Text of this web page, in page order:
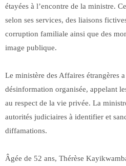
étayées à l’encontre de la ministre.
selon ses services, des liaisons
corruption familiale ainsi que des
image publique.
Le ministère des Affaires étrangères
désinformation organisée, appelant
au respect de la vie privée. La
autorités judiciaires à identifier et
diffamations.
Âgée de 52 ans, Thérèse